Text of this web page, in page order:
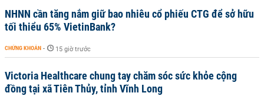
NHNN cần tăng nắm giữ bao nhiêu cổ phiếu CTG để sở hữu
tối thiểu 65% VietinBank?
CHỨNG KHOÁN - 15 giờ trước
Victoria Healthcare chung tay chăm sóc sức khỏe cộng
đồng tại xã Tiên Thủy, tỉnh Vĩnh Long